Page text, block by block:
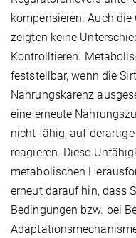
kompensieren. Auch
zeigten keine
Kontrolltieren.
feststellbar, wenn die
Nahrungskarenz
eine erneute
nicht fähig, auf
reagieren. Diese
metabolischen
erneut darauf hin, dass
Bedingungen bzw. bei